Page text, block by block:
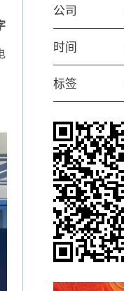
公司
时间
标签